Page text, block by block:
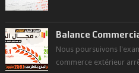
Balance
Nous poursuivons
commerce extérieur